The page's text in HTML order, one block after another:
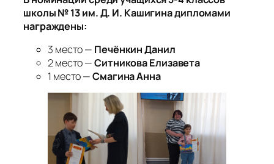
школы № 13 им. Д. И. Кашигина дипломами
награждены:
3 место — Печёнкин Данил
2 место —Ситникова Елизавета
1 место —Смагина Анна